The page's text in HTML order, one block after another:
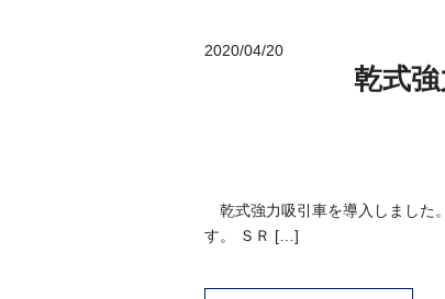
2020/04/20
乾式
乾式強力吸引車を導入しました
す。 ＳＲ […]